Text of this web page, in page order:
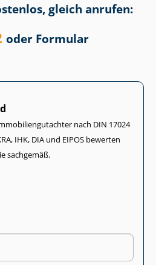
gleich anrufen:
oder Formular
nach DIN 17024
IHK, DIA und EIPOS bewerten
sachgemäß.